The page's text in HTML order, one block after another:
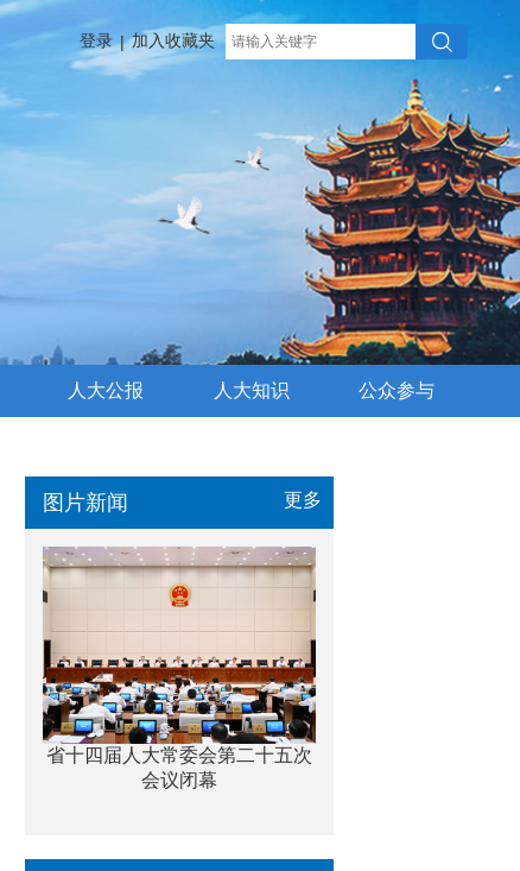
登录 | 加入收藏夹
人大公报 人大知识 公众参与
图片新闻 更多
省十四届人大常委会第二十五次
会议闭幕